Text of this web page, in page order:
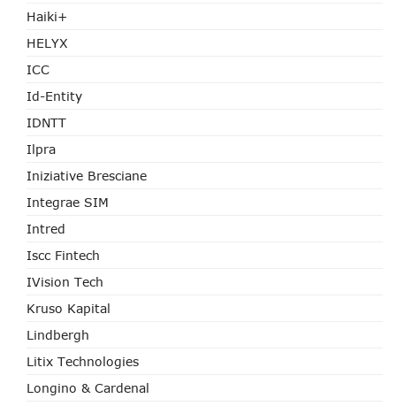
Haiki+
HELYX
ICC
Id-Entity
IDNTT
Ilpra
Iniziative Bresciane
Integrae SIM
Intred
Iscc Fintech
IVision Tech
Kruso Kapital
Lindbergh
Litix Technologies
Longino & Cardenal